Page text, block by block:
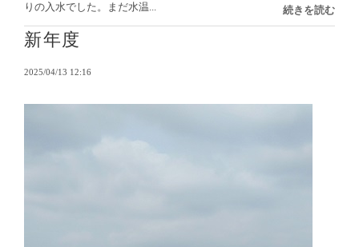
りの入水でした。まだ水温...
続きを読む
新年度
2025/04/13 12:16